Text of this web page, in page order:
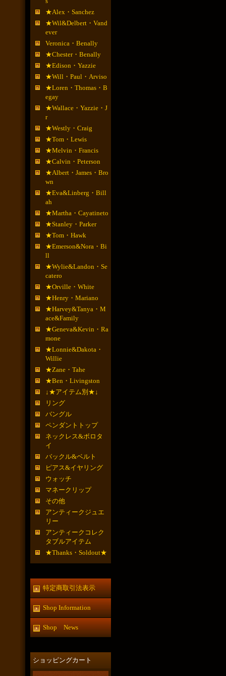
★Alex・Sanchez
★Wil&Delbert・Vand
ever
Veronica・Benally
★Chester・Benally
★Edison・Yazzie
★Will・Paul・Arviso
★Loren・Thomas・B
egay
★Wallace・Yazzie・J
r
★Westly・Craig
★Tom・Lewis
★Melvin・Francis
★Calvin・Peterson
★Albert・James・Bro
wn
★Eva&Linberg・Bill
ah
★Martha・Cayatineto
★Stanley・Parker
★Tom・Hawk
★Emerson&Nora・Bi
ll
★Wylie&Landon・Se
catero
★Orville・White
★Henry・Mariano
★Harvey&Tanya・M
ace&Family
★Geneva&Kevin・Ra
mone
★Lonnie&Dakota・
Willie
★Zane・Tahe
★Ben・Livingston
↓★アイテム別★↓
リング
バングル
ペンダントトップ
ネックレス&ボロタ
イ
バックル&ベルト
ピアス&イヤリング
ウォッチ
マネークリップ
その他
アンティークジュエ
リー
アンティークコレク
タブルアイテム
★Thanks・Soldout★
特定商取引法表示
Shop Information
Shop News
ショッピングカート